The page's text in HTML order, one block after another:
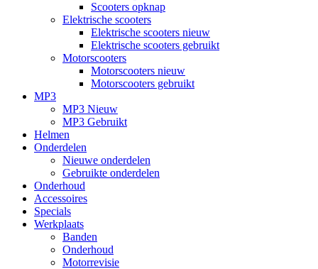
Scooters opknap
Elektrische scooters
Elektrische scooters nieuw
Elektrische scooters gebruikt
Motorscooters
Motorscooters nieuw
Motorscooters gebruikt
MP3
MP3 Nieuw
MP3 Gebruikt
Helmen
Onderdelen
Nieuwe onderdelen
Gebruikte onderdelen
Onderhoud
Accessoires
Specials
Werkplaats
Banden
Onderhoud
Motorrevisie